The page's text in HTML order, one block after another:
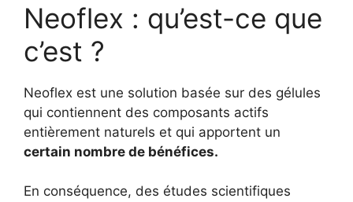
Neoflex : qu’est-ce que
c’est ?
Neoflex est une solution basée sur des gélules
qui contiennent des composants actifs
entièrement naturels et qui apportent un
certain nombre de bénéfices.
En conséquence, des études scientifiques